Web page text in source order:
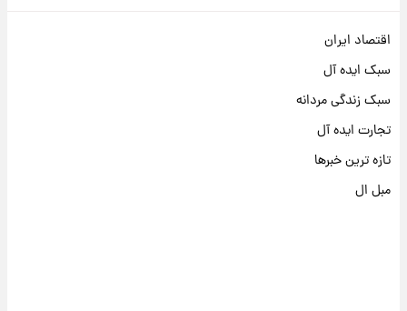
اقتصاد ایران
سبک ایده آل
سبک زندگی مردانه
تجارت ایده آل
تازه ترین خبرها
مبل ال